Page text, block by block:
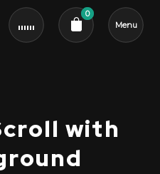
0
Menu
with